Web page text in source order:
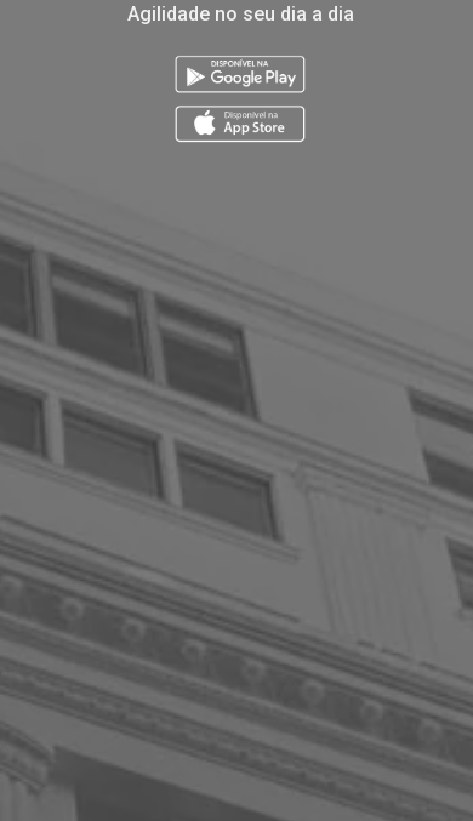
Agilidade no seu dia a dia